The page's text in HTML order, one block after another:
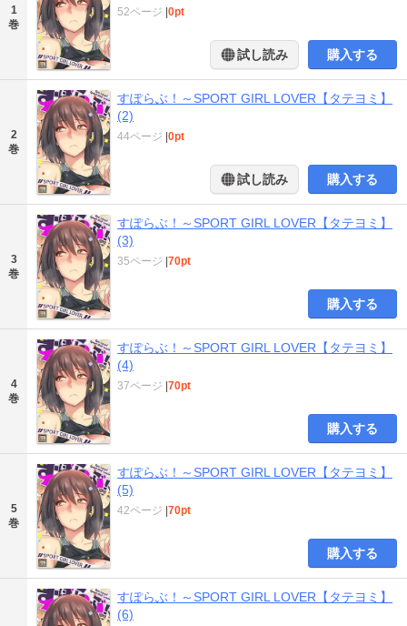
1
巻
52ページ 0pt
試し読み 購入する
2
巻
すぽらぶ！～SPORT GIRL LOVER【タテヨミ】
(2)
44ページ 0pt
試し読み 購入する
3
巻
すぽらぶ！～SPORT GIRL LOVER【タテヨミ】
(3)
35ページ 70pt
購入する
4
巻
すぽらぶ！～SPORT GIRL LOVER【タテヨミ】
(4)
37ページ 70pt
購入する
5
巻
すぽらぶ！～SPORT GIRL LOVER【タテヨミ】
(5)
42ページ 70pt
購入する
すぽらぶ！～SPORT GIRL LOVER【タテヨミ】
(6)